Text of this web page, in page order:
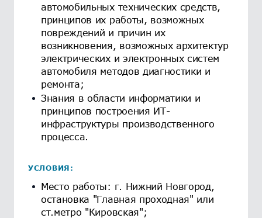
автомобильных технических средств,
принципов их работы, возможных
повреждений и причин их
возникновения, возможных архитектур
электрических и электронных систем
автомобиля методов диагностики и
ремонта;
Знания в области информатики и
принципов построения ИТ-
инфраструктуры производственного
процесса.
УСЛОВИЯ:
Место работы: г. Нижний Новгород,
остановка "Главная проходная" или
ст.метро "Кировская";